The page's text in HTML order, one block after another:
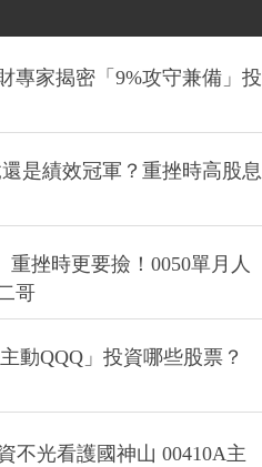
專家揭密「9%攻守兼備」投
是績效冠軍？重挫時高股息
重挫時更要撿！0050單月人
哥
動QQQ」投資哪些股票？
不光看護國神山 00410A主